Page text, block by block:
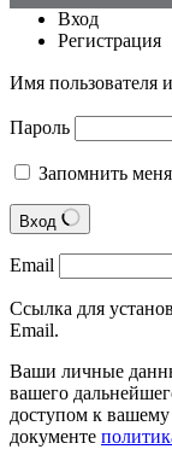
Вход
Регистрация
Имя пользователя
Пароль
Запомнить меня
Вход
Email
Ссылка для
Email.
Ваши личные
вашего
доступом к
документе